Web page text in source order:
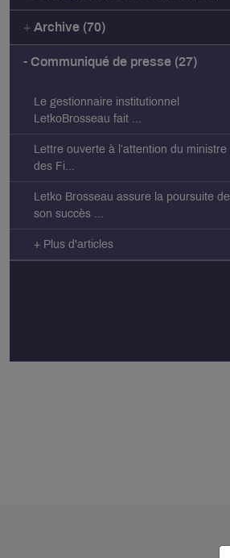
Archive (70)
Communiqué de presse (27)
Le gestionnaire institutionnel
LetkoBrosseau fait ...
Lettre ouverte à l’attention du ministre
des Fi...
Letko Brosseau assure la poursuite de
son succès ...
+ Plus d'articles